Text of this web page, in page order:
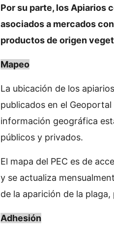
Por su parte, los Apiarios
asociados a mercados
productos de origen
Mapeo
La ubicación de los
publicados en el
información geográfica
públicos y privados.
El mapa del PEC es de
y se actualiza
de la aparición de la
Adhesión